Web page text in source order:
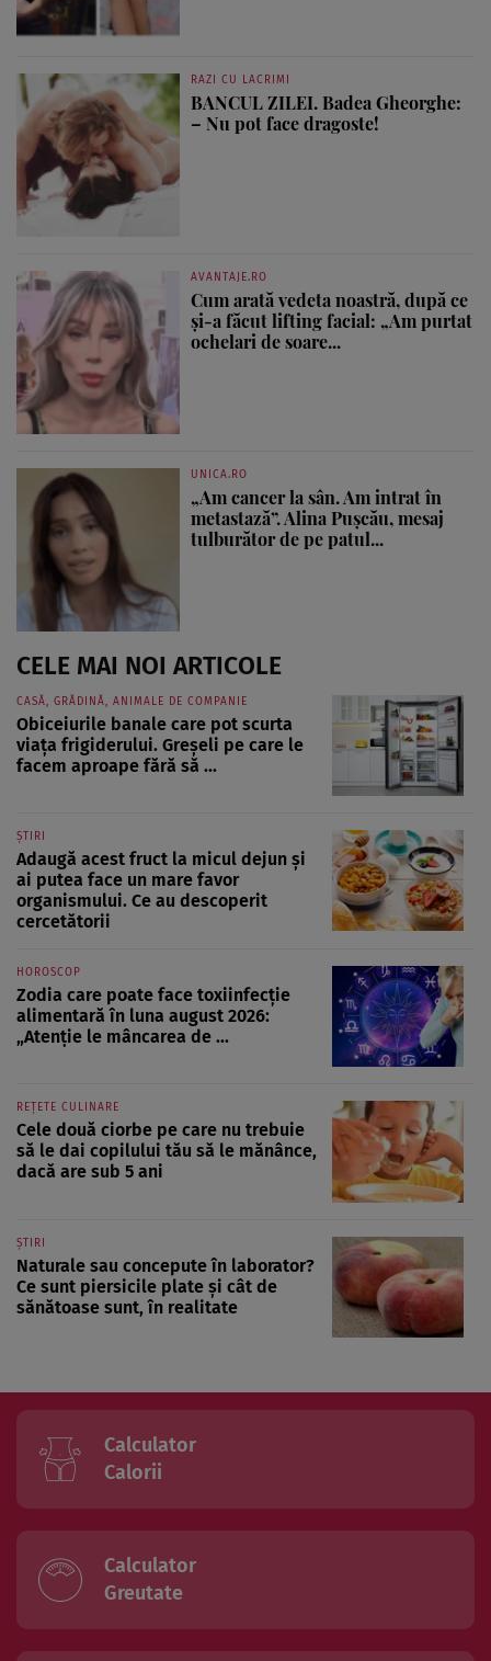
RAZI CU LACRIMI
BANCUL ZILEI. Badea Gheorghe:
– Nu pot face dragoste!
AVANTAJE.RO
Cum arată vedeta noastră, după ce
și-a făcut lifting facial: „Am purtat
ochelari de soare...
UNICA.RO
„Am cancer la sân. Am intrat în
metastază”. Alina Pușcău, mesaj
tulburător de pe patul...
CELE MAI NOI ARTICOLE
CASĂ, GRĂDINĂ, ANIMALE DE COMPANIE
Obiceiurile banale care pot scurta
viața frigiderului. Greșeli pe care le
facem aproape fără să ...
ȘTIRI
Adaugă acest fruct la micul dejun și
ai putea face un mare favor
organismului. Ce au descoperit
cercetătorii
HOROSCOP
Zodia care poate face toxiinfecție
alimentară în luna august 2026:
„Atenție le mâncarea de ...
REȚETE CULINARE
Cele două ciorbe pe care nu trebuie
să le dai copilului tău să le mănânce,
dacă are sub 5 ani
ȘTIRI
Naturale sau concepute în laborator?
Ce sunt piersicile plate și cât de
sănătoase sunt, în realitate
Calculator
Calorii
Calculator
Greutate